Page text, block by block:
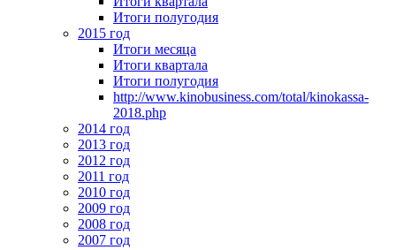
Итоги полугодия
2015 год
Итоги месяца
Итоги квартала
Итоги полугодия
http://www.kinobusiness.com/total/kinokassa-
2018.php
2014 год
2013 год
2012 год
2011 год
2010 год
2009 год
2008 год
2007 год